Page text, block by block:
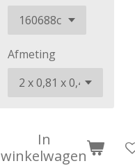
Afmeting
In
winkelwagen